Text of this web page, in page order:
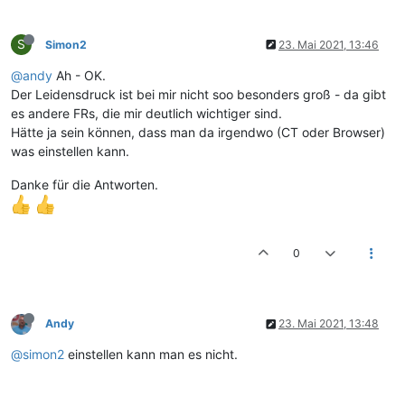
S Simon2 23. Mai 2021, 13:46
@andy Ah - OK.
Der Leidensdruck ist bei mir nicht soo besonders groß - da gibt
es andere FRs, die mir deutlich wichtiger sind.
Hätte ja sein können, dass man da irgendwo (CT oder Browser)
was einstellen kann.
Danke für die Antworten.
0
Andy 23. Mai 2021, 13:48
@simon2 einstellen kann man es nicht.